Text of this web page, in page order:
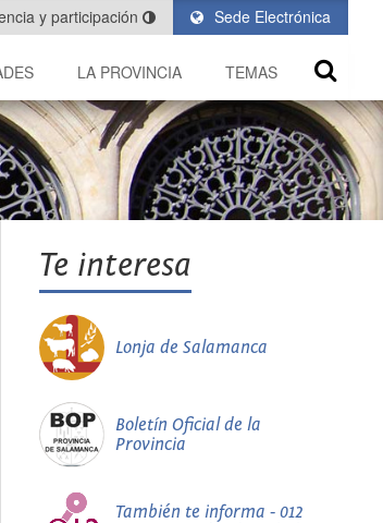
Sede Electrónica
y participación
LA PROVINCIA TEMAS
Te interesa
Lonja de Salamanca
Boletín Oficial de la
Provincia
También te informa - 012